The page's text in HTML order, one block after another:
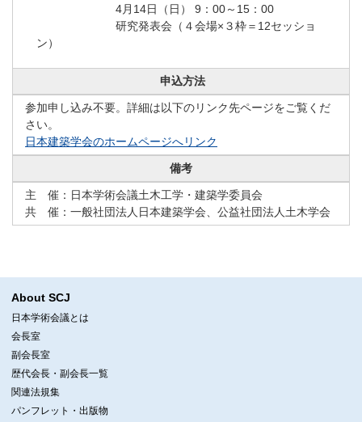
4月14日（日） 9：00～15：00
研究発表会（４会場×３枠＝12セッショ
ン）
申込⽅法
参加申し込み不要。詳細は以下のリンク先ページをご覧くだ
さい。
日本建築学会のホームページへリンク
備考
主 催：日本学術会議土木工学・建築学委員会
共 催：一般社団法人日本建築学会、公益社団法人土木学会
About SCJ
日本学術会議とは
会長室
副会長室
歴代会長・副会長一覧
関連法規集
パンフレット・出版物